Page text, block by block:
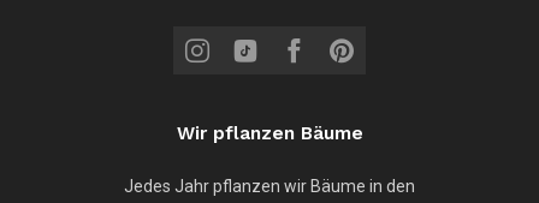
Wir pflanzen Bäume
Jedes Jahr pflanzen wir Bäume in den